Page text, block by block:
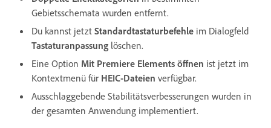
Gebietsschemata wurden entfernt.
Du kannst jetzt Standardtastaturbefehle im Dialogfeld
Tastaturanpassung löschen.
Eine Option Mit Premiere Elements öffnen ist jetzt im
Kontextmenü für HEIC-Dateien verfügbar.
Ausschlaggebende Stabilitätsverbesserungen wurden in
der gesamten Anwendung implementiert.